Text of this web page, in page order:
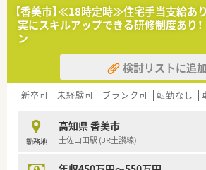
＜法人特徴＞
■高知県で主要な総合病院から地域密着
■薬剤師と管理栄養士が連携した健康サ
す。法人内の3店舗が厚生労働省基準適
して認定されています。
■薬局薬剤師はもちろん病院薬剤師、薬
【香美市】≪18時定時≫住宅手当支給
実にスキルアップできる研修制度あり
ン
検討リストに追加
新卒可 未経験可 ブランク可 転勤なし
勤務地
高知県 香美市
土佐山田駅 (JR土讃線)